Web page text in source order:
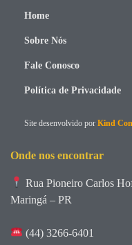
Home
Sobre Nós
Fale Conosco
Política de Privacidade
Site desenvolvido por Kind
Onde nos encontrar
Rua Pioneiro Carlos
Maringá – PR
(44) 3266-6401